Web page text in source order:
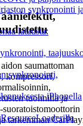
synkronointi
latausta:
synkronointi,
iPhonella
saumattoman
kompressori,
tuonnilla ja
tarkemman